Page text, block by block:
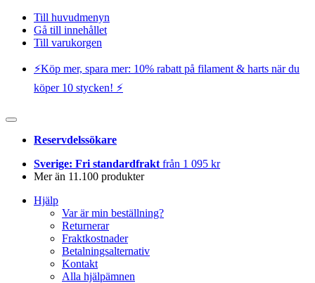
Till huvudmenyn
Gå till innehållet
Till varukorgen
⚡️Köp mer, spara mer: 10% rabatt på filament & harts när du
köper 10 stycken! ⚡️
Reservdelssökare
Sverige: Fri standardfrakt från 1 095 kr
Mer än 11.100 produkter
Hjälp
Var är min beställning?
Returnerar
Fraktkostnader
Betalningsalternativ
Kontakt
Alla hjälpämnen